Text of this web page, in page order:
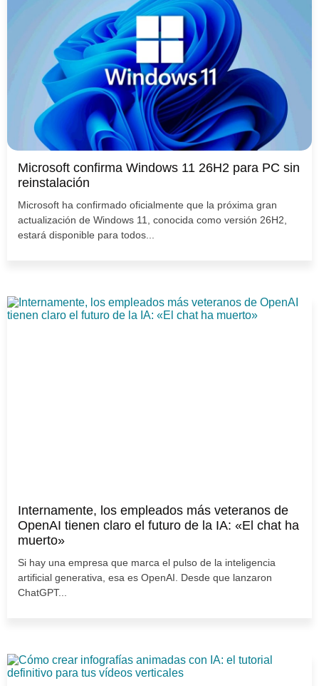
Microsoft confirma Windows 11 26H2 para PC sin
reinstalación
Microsoft ha confirmado oficialmente que la próxima gran
actualización de Windows 11, conocida como versión 26H2,
estará disponible para todos...
Internamente, los empleados más veteranos de
OpenAI tienen claro el futuro de la IA: «El chat ha
muerto»
Si hay una empresa que marca el pulso de la inteligencia
artificial generativa, esa es OpenAI. Desde que lanzaron
ChatGPT...